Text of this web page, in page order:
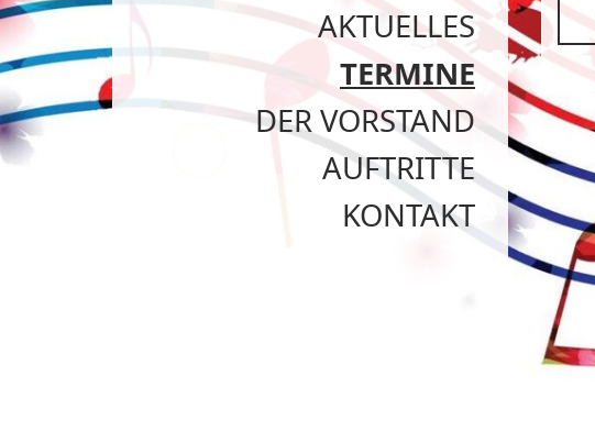
AKTUELLES
TERMINE
DER VORSTAND
AUFTRITTE
KONTAKT